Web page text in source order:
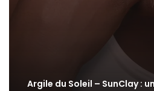
Argile du Soleil – SunClay :